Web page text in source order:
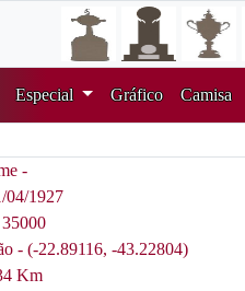
Especial Gráfico Camisa
-
04/1927
- (-22.89116, -43.22804)
Km